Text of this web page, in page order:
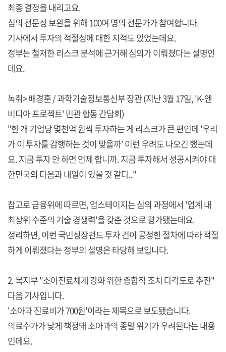
최종 결정을 내리고요.
심의 전문성 보완을 위해 100여 명의 전문가가 참여합니다.
기사에서 투자의 적절성에 대한 지적도 있었는데요.
정부는 철저한 리스크 분석에 근거해 심의가 이뤄졌다는 설명인
데요.
녹취> 배경훈 / 과학기술정보통신부 장관 (지난 3월 17일, 'K-엔
비디아 프로젝트' 민관 합동 간담회)
"한 개 기업당 몇천억 원씩 투자하는 게 리스크가 큰 편인데 '우리
가 이 투자를 감행하는 것이 맞을까' 이런 우려도 나오긴 했는데
요. 지금 투자 안 하면 언제 합니까. 지금 투자해서 성공시켜야 대
한민국의 다음과 내일이 있을 것 같다.."
참고로 금융위에 따르면, 업스테이지는 심의 과정에서 '업계 내
최상위 수준의 기술 경쟁력'을 갖춘 것으로 평가됐는데요.
정리하면, 이번 국민성장펀드 투자 건이 공정한 절차에 따라 적절
하게 이뤄졌다는 정부의 설명은 타당해 보입니다.
2. 복지부 "소아진료체계 강화 위한 종합적 조치 다각도로 추진"
다음 기사입니다.
'소아과 진료비가 700원'이라는 제목으로 보도됐습니다.
의료수가가 낮게 책정돼 소아과의 종말 위기가 우려된다는 내용
인데요.